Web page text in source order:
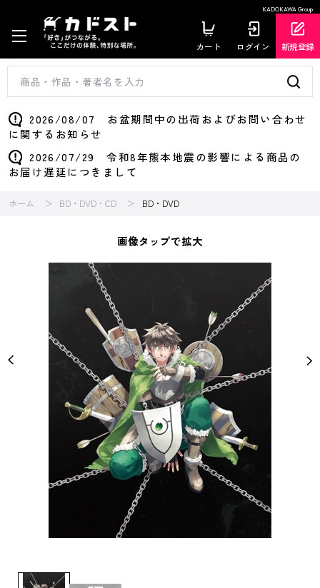
KADOKAWA Group
カート ログイン 新規登録
2026/08/07 お盆期間中の出荷およびお問い合わせ
に関するお知らせ
2026/07/29 令和8年熊本地震の影響による商品の
お届け遅延につきまして
ホーム BD・DVD・CD BD・DVD
画像タップで拡大